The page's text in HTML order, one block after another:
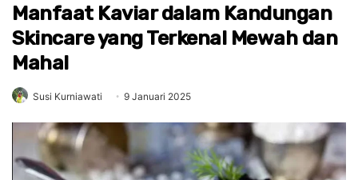
Manfaat Kaviar dalam Kandungan
Skincare yang Terkenal Mewah dan
Mahal
Susi Kurniawati 9 Januari 2025